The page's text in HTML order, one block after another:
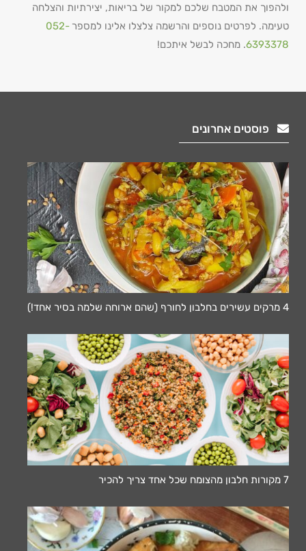
ולהפוך את המטבח שלכם למקור של בריאות, יצירתיות והצלחה
טעימה. לפרטים נוספים והרשמה צלצלו אלינו למספר052-
6393378. מחכה לבשל איתכם!
פוסטים אחרונים
4 מרקים עשירים בחלבון לחורף (שהם ארוחה שלמה בסיר אחד!)
7 מקורות חלבון מהצומח שכל אחד צריך להכיר